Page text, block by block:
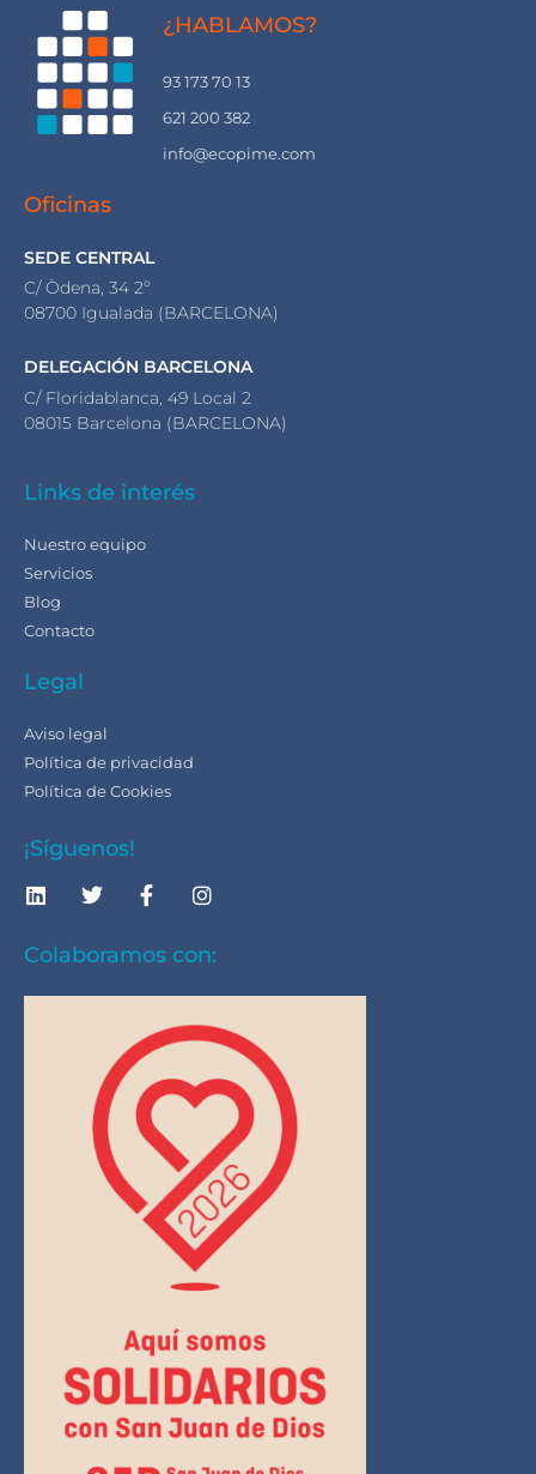
¿HABLAMOS?
93 173 70 13
621 200 382
info@ecopime.com
Oficinas
SEDE CENTRAL
C/ Òdena, 34 2º
08700 Igualada (BARCELONA)
DELEGACIÓN BARCELONA
C/ Floridablanca, 49 Local 2
08015 Barcelona (BARCELONA)
Links de interés
Nuestro equipo
Servicios
Blog
Contacto
Legal
Aviso legal
Política de privacidad
Política de Cookies
¡Síguenos!
Colaboramos con: